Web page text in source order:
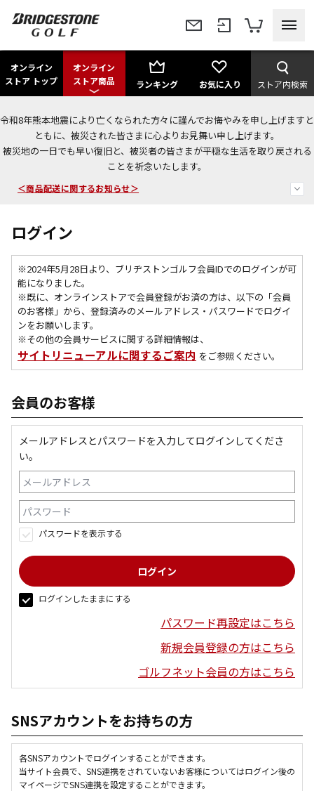
オンライン
ストア トップ
オンライン
ストア商品
ランキング お気に入り ストア内検索
令和8年熊本地震により亡くなられた方々に謹んでお悔やみを申し上げますと
ともに、被災された皆さまに心よりお見舞い申し上げます。
被災地の一日でも早い復旧と、被災者の皆さまが平穏な生活を取り戻される
ことを祈念いたします。
＜商品配送に関するお知らせ＞
今なら新規会員登録で1,000円OFFクーポンプレゼント！
ログイン
※2024年5月28日より、ブリヂストンゴルフ会員IDでのログインが可
能になりました。
※既に、 オンラインストアで会員登録がお済の方は、以下の「会員
のお客様」から、登録済みのメールアドレス・パスワードでログイ
ンをお願いします。
※その他の会員サービスに関する詳細情報は、
サイトリニューアルに関するご案内 をご参照ください。
会員のお客様
メールアドレスとパスワードを入力してログインしてくださ
い。
パスワードを表示する
ログインしたままにする
パスワード再設定はこちら
新規会員登録の方はこちら
ゴルフネット会員の方はこちら
SNSアカウントをお持ちの方
各SNSアカウントでログインすることができます。
当サイト会員で、SNS連携をされていないお客様についてはログイン後の
マイページでSNS連携を設定することができます。